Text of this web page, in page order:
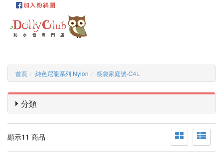
首頁 純色尼龍系列 Nylon 筷袋家庭號-C4L
分類
顯示11 商品